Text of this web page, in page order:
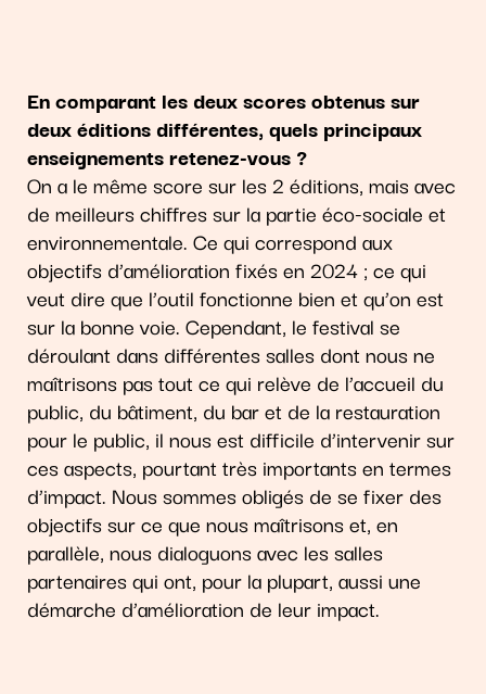
En comparant les deux scores obtenus sur
deux éditions différentes, quels principaux
enseignements retenez-vous ?
On a le même score sur les 2 éditions, mais avec
de meilleurs chiffres sur la partie éco-sociale et
environnementale. Ce qui correspond aux
objectifs d’amélioration fixés en 2024 ; ce qui
veut dire que l’outil fonctionne bien et qu’on est
sur la bonne voie. Cependant, le festival se
déroulant dans différentes salles dont nous ne
maîtrisons pas tout ce qui relève de l’accueil du
public, du bâtiment, du bar et de la restauration
pour le public, il nous est difficile d’intervenir sur
ces aspects, pourtant très importants en termes
d’impact. Nous sommes obligés de se fixer des
objectifs sur ce que nous maîtrisons et, en
parallèle, nous dialoguons avec les salles
partenaires qui ont, pour la plupart, aussi une
démarche d’amélioration de leur impact.